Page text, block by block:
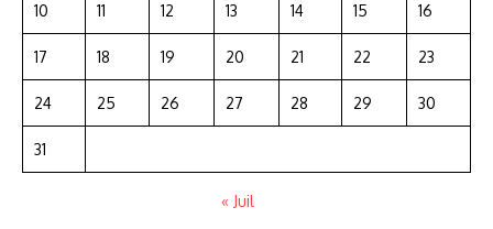
10 11 12 13 14 15 16
17 18 19 20 21 22 23
24 25 26 27 28 29 30
31
« Juil